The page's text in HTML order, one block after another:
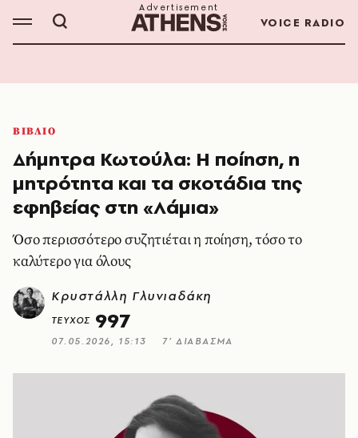
VOICE RADIO
ΒΙΒΛΙΟ
Δήμητρα Κωτούλα: Η ποίηση, η
μητρότητα και τα σκοτάδια της
εφηβείας στη «Λάμια»
Όσο περισσότερο συζητιέται η ποίηση, τόσο το
καλύτερο για όλους
Κρυστάλλη Γλυνιαδάκη
ΤΕΥΧΟΣ 997
07.05.2026, 15:13 7’ ΔΙΑΒΑΣΜΑ